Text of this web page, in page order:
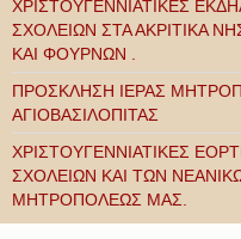
ΧΡΙΣΤΟΥΓΕΝΝΙΑΤΙΚΕΣ
ΣΧΟΛΕΙΩΝ ΣΤΑ ΑΚΡΙΤΙΚΑ
ΚΑΙ ΦΟΥΡΝΩΝ .
ΠΡΟΣΚΛΗΣΗ ΙΕΡΑΣ
ΑΓΙΟΒΑΣΙΛΟΠΙΤΑΣ
ΧΡΙΣΤΟΥΓΕΝΝΙΑΤΙΚΕΣ
ΣΧΟΛΕΙΩΝ ΚΑΙ ΤΩΝ
ΜΗΤΡΟΠΟΛΕΩΣ ΜΑΣ.